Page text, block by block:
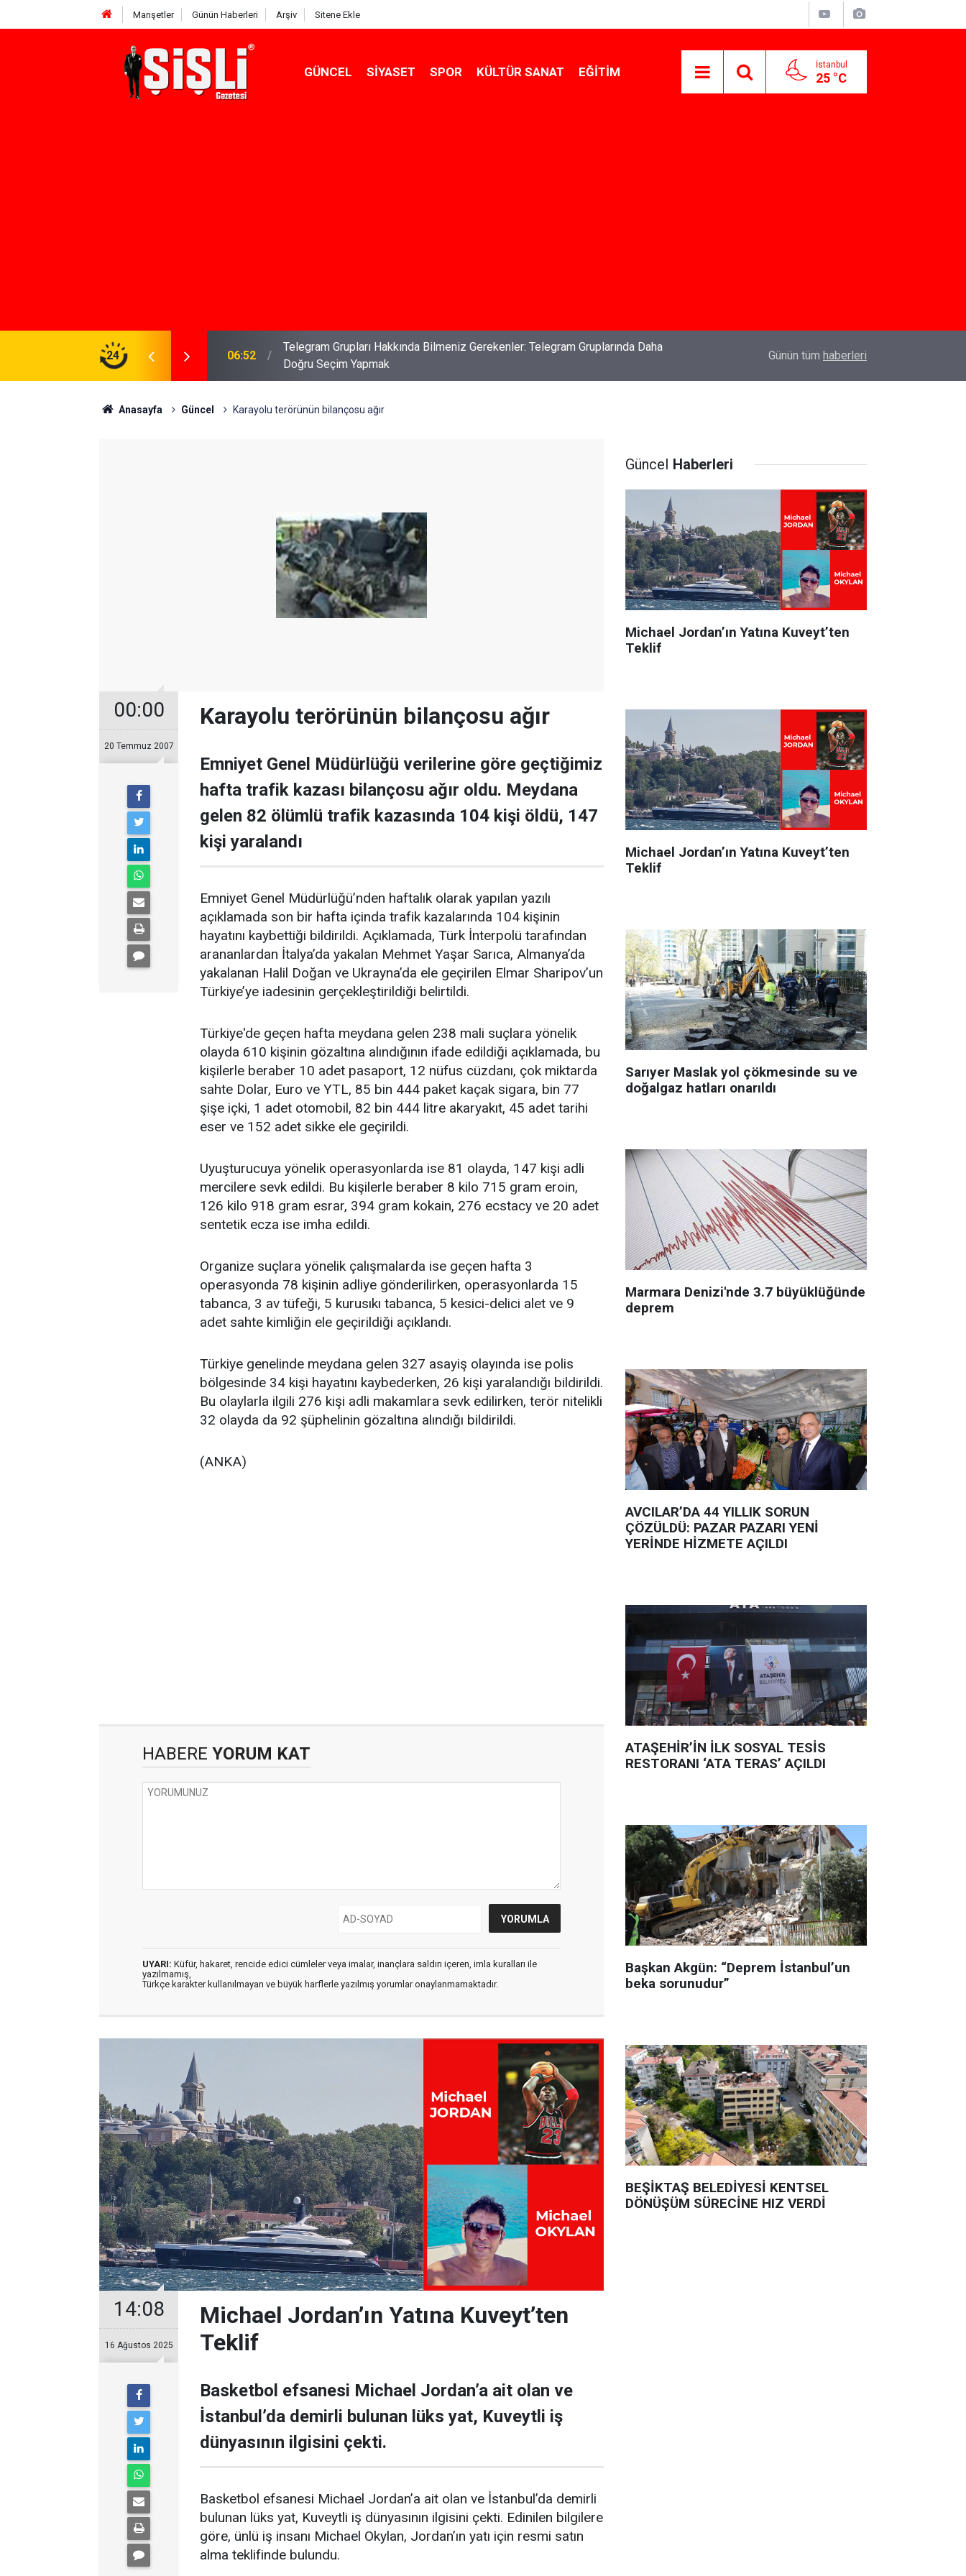
Manşetler Günün Haberleri Arşiv Sitene Ekle
GÜNCEL SIYASET SPOR KÜLTÜR SANAT EĞITIM İstanbul
25 °C
24
Gerekenler: Telegram Gruplarında Daha
04:43 İş Davaları: Haklarınızı Bilmek ve Koruma Altına Almak Özlem Drahyalı Kimdir, Nereli ve Kaç
Günün tüm haberleri
Anasayfa Güncel Karayolu terörünün bilançosu ağır
00:00
20 Temmuz 2007
Karayolu terörünün bilançosu ağır
Emniyet Genel Müdürlüğü verilerine göre geçtiğimiz
hafta trafik kazası bilançosu ağır oldu. Meydana
gelen 82 ölümlü trafik kazasında 104 kişi öldü, 147
kişi yaralandı
Emniyet Genel Müdürlüğü’nden haftalık olarak yapılan yazılı
açıklamada son bir hafta içinda trafik kazalarında 104 kişinin
hayatını kaybettiği bildirildi. Açıklamada, Türk İnterpolü tarafından
arananlardan İtalya’da yakalan Mehmet Yaşar Sarıca, Almanya’da
yakalanan Halil Doğan ve Ukrayna’da ele geçirilen Elmar Sharipov’un
Türkiye’ye iadesinin gerçekleştirildiği belirtildi.
Türkiye'de geçen hafta meydana gelen 238 mali suçlara yönelik
olayda 610 kişinin gözaltına alındığının ifade edildiği açıklamada, bu
kişilerle beraber 10 adet pasaport, 12 nüfus cüzdanı, çok miktarda
sahte Dolar, Euro ve YTL, 85 bin 444 paket kaçak sigara, bin 77
şişe içki, 1 adet otomobil, 82 bin 444 litre akaryakıt, 45 adet tarihi
eser ve 152 adet sikke ele geçirildi.
Uyuşturucuya yönelik operasyonlarda ise 81 olayda, 147 kişi adli
mercilere sevk edildi. Bu kişilerle beraber 8 kilo 715 gram eroin,
126 kilo 918 gram esrar, 394 gram kokain, 276 ecstacy ve 20 adet
sentetik ecza ise imha edildi.
Organize suçlara yönelik çalışmalarda ise geçen hafta 3
operasyonda 78 kişinin adliye gönderilirken, operasyonlarda 15
tabanca, 3 av tüfeği, 5 kurusıkı tabanca, 5 kesici-delici alet ve 9
adet sahte kimliğin ele geçirildiği açıklandı.
Türkiye genelinde meydana gelen 327 asayiş olayında ise polis
bölgesinde 34 kişi hayatını kaybederken, 26 kişi yaralandığı bildirildi.
Bu olaylarla ilgili 276 kişi adli makamlara sevk edilirken, terör nitelikli
32 olayda da 92 şüphelinin gözaltına alındığı bildirildi.
(ANKA)
HABERE YORUM KAT
UYARI: Küfür, hakaret, rencide edici cümleler veya imalar, inançlara saldırı içeren, imla kuralları ile
yazılmamış,
Türkçe karakter kullanılmayan ve büyük harflerle yazılmış yorumlar onaylanmamaktadır.
14:08
16 Ağustos 2025
Michael Jordan’ın Yatına Kuveyt’ten
Teklif
Basketbol efsanesi Michael Jordan’a ait olan ve
İstanbul’da demirli bulunan lüks yat, Kuveytli iş
dünyasının ilgisini çekti.
Basketbol efsanesi Michael Jordan’a ait olan ve İstanbul’da demirli
bulunan lüks yat, Kuveytli iş dünyasının ilgisini çekti. Edinilen bilgilere
göre, ünlü iş insanı Michael Okylan, Jordan’ın yatı için resmi satın
alma teklifinde bulundu.
Güncel Haberleri
Michael Jordan’ın Yatına Kuveyt’ten
Teklif
Michael Jordan’ın Yatına Kuveyt’ten
Teklif
Sarıyer Maslak yol çökmesinde su ve
doğalgaz hatları onarıldı
Marmara Denizi'nde 3.7 büyüklüğünde
deprem
AVCILAR’DA 44 YILLIK SORUN
ÇÖZÜLDÜ: PAZAR PAZARI YENİ
YERİNDE HİZMETE AÇILDI
ATAŞEHİR’İN İLK SOSYAL TESİS
RESTORANI ‘ATA TERAS’ AÇILDI
Başkan Akgün: “Deprem İstanbul’un
beka sorunudur”
BEŞİKTAŞ BELEDİYESİ KENTSEL
DÖNÜŞÜM SÜRECİNE HIZ VERDİ